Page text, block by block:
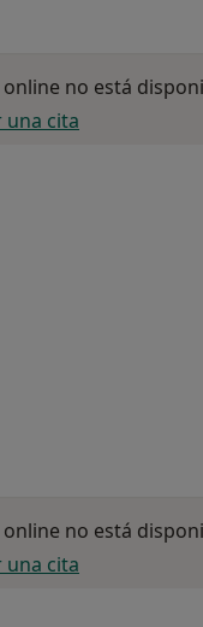
online no está
una cita
online no está
una cita